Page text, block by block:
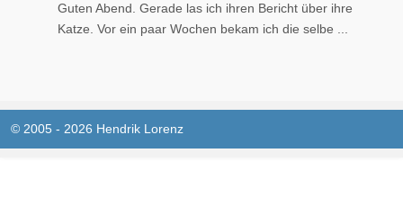
Guten Abend. Gerade las ich ihren Bericht über ihre
Katze. Vor ein paar Wochen bekam ich die selbe ...
© 2005 - 2026 Hendrik Lorenz